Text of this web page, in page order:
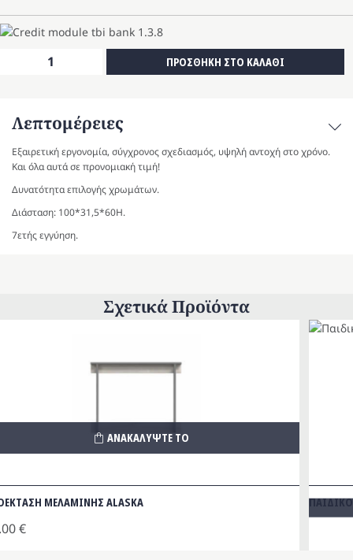
ποσότητα
ΠΡΟΣΘΗΚΗ ΣΤΟ ΚΑΛΑΘΙ
Λεπτομέρειες
Εξαιρετική εργονομία, σύγχρονος σχεδιασμός, υψηλή αντοχή στο χρόνο.
Και όλα αυτά σε προνομιακή τιμή!
Δυνατότητα επιλογής χρωμάτων.
Διάσταση: 100*31,5*60Η.
7ετής εγγύηση.
Σχετικά Προϊόντα
ΜΕΛΑΜΙΝΗΣ ALASKA
€
ΑΝΑΚΑΛΥΨΤΕ ΤΟ